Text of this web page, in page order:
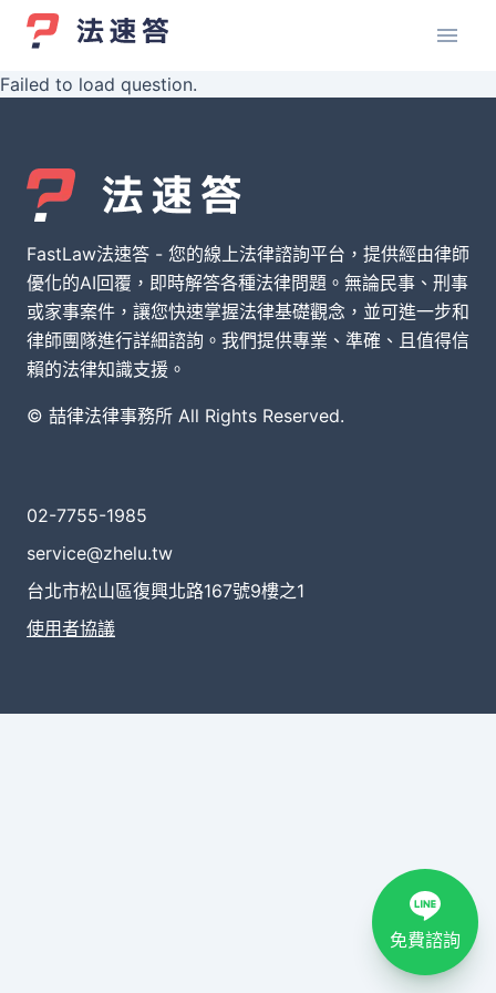
Failed to load question.
FastLaw法速答 - 您的線上法律諮詢平台，提供經由律師
優化的AI回覆，即時解答各種法律問題。無論民事、刑事
或家事案件，讓您快速掌握法律基礎觀念，並可進一步和
律師團隊進行詳細諮詢。我們提供專業、準確、且值得信
賴的法律知識支援。
© 喆律法律事務所 All Rights Reserved.
02-7755-1985
service@zhelu.tw
台北市松山區復興北路167號9樓之1
使用者協議
免費諮詢